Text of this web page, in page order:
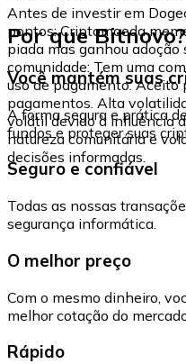
Antes de investir em
pontos: Criptomoeda
piada mas ganhou
comunidade: Tem uma
uso de pagamento: Aceito
pagamentos. Alta
volátil devido à influência
natureza comunitária e
decisões informadas.
Por que Bitnovo?
Você mantém suas
A forma segura e prática
fundos e proteger suas
Seguro e confiável
Todas as nossas
segurança informática.
O melhor preço
Com o mesmo dinheiro,
melhor cotação do
Rápido